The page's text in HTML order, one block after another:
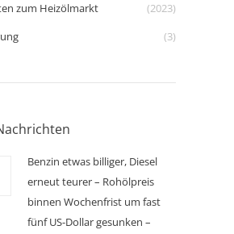
zum Heizölmarkt
(2023)
(3)
Benzin etwas billiger, Diesel
erneut teurer – Rohölpreis
binnen Wochenfrist um fast
fünf US-Dollar gesunken –